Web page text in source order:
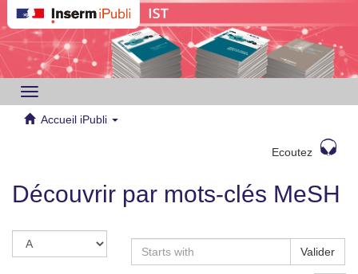
Toggle
navigation
Accueil iPubli
Ecoutez
Découvrir par mots-clés MeSH
Valider